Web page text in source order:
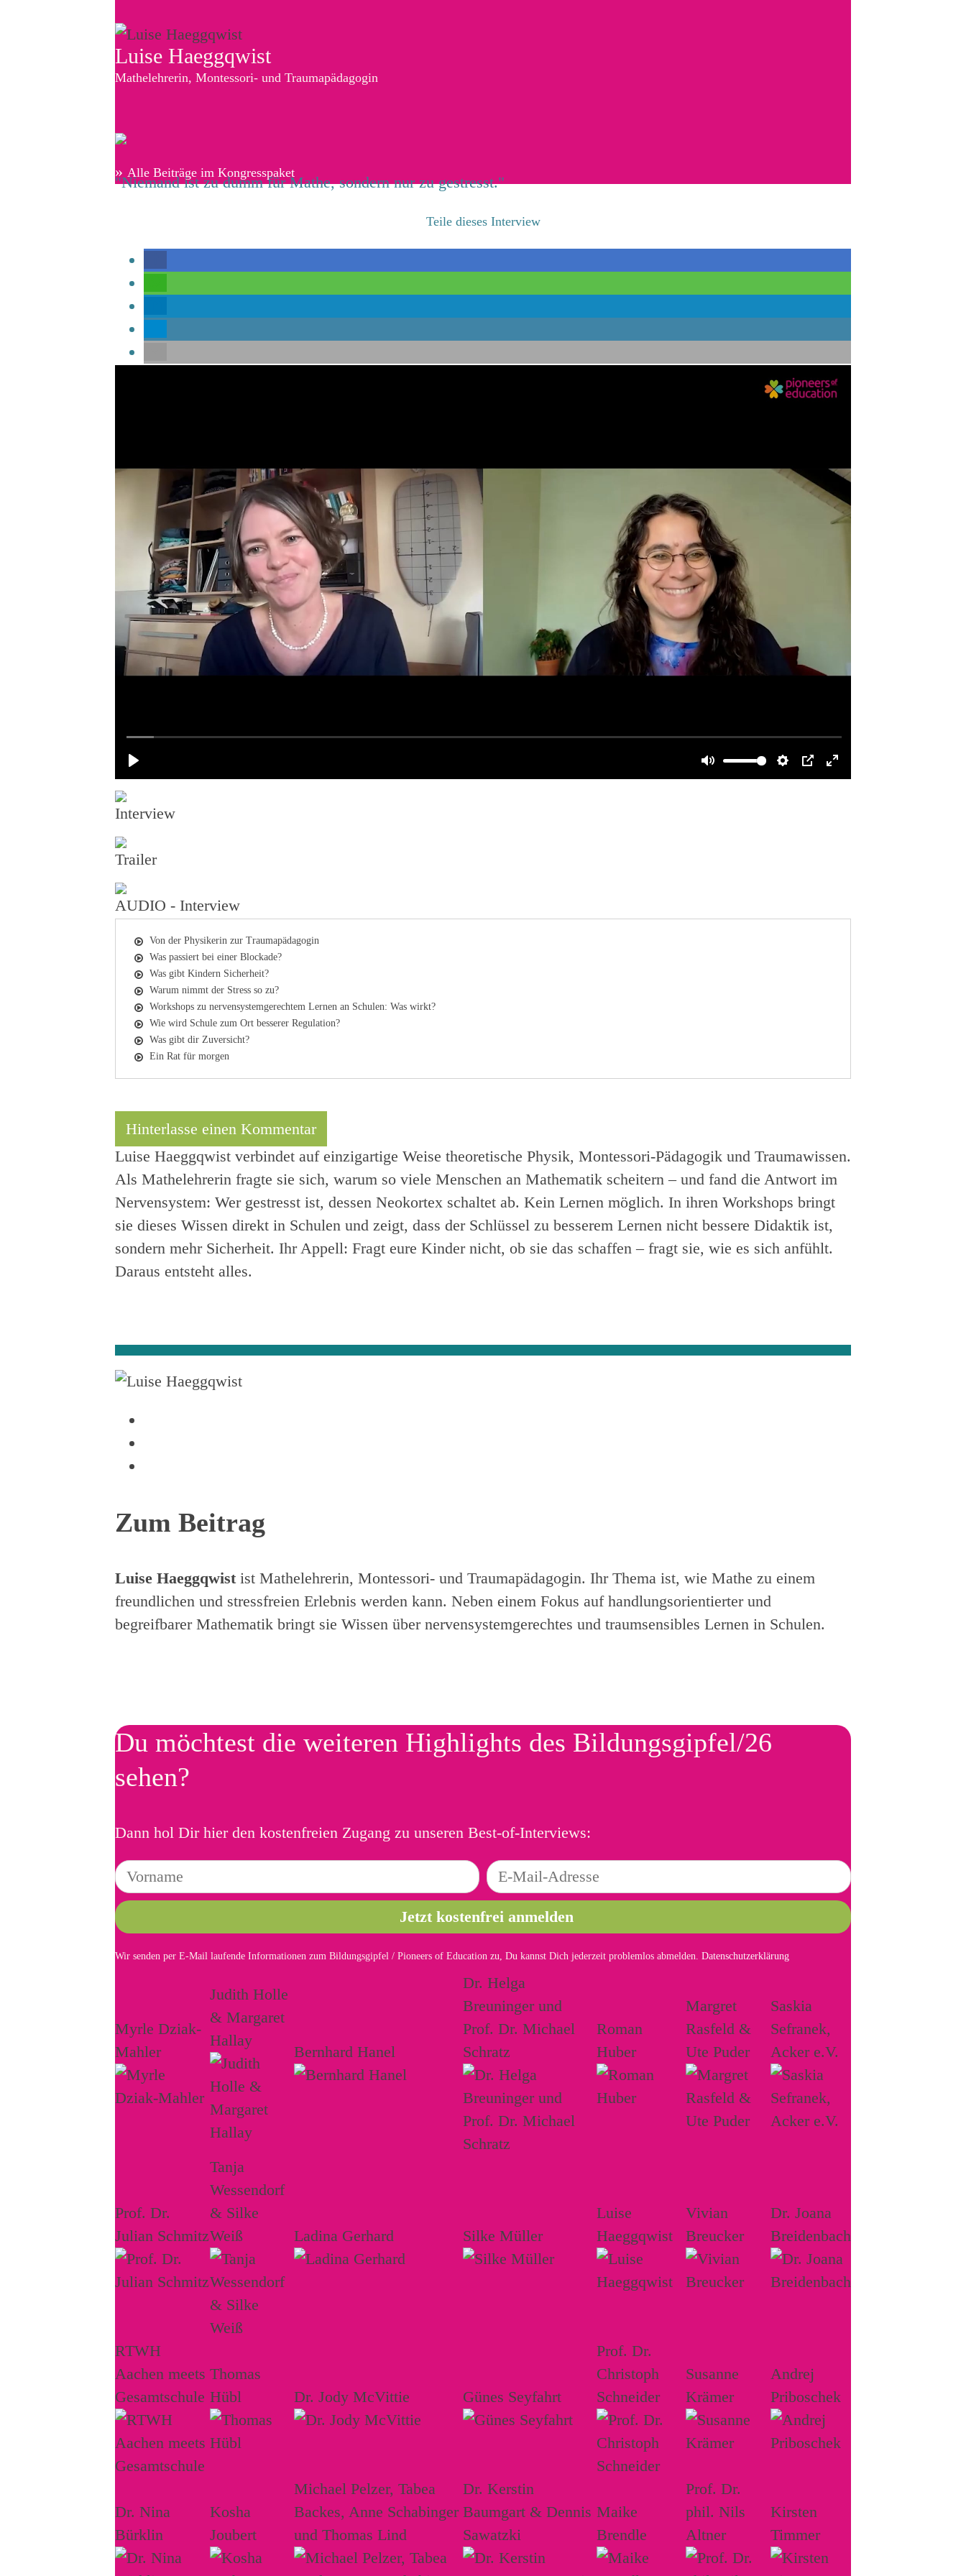
Luise Haeggqwist
Mathelehrerin, Montessori- und Traumapädagogin
» Alle Beiträge im Kongresspaket
"Niemand ist zu dumm für Mathe, sondern nur zu gestresst."
Teile dieses Interview
Interview
Trailer
AUDIO - Interview
Von der Physikerin zur Traumapädagogin
Was passiert bei einer Blockade?
Was gibt Kindern Sicherheit?
Warum nimmt der Stress so zu?
Workshops zu nervensystemgerechtem Lernen an Schulen: Was wirkt?
Wie wird Schule zum Ort besserer Regulation?
Was gibt dir Zuversicht?
Ein Rat für morgen
Hinterlasse einen Kommentar
Luise Haeggqwist verbindet auf einzigartige Weise theoretische Physik, Montessori-Pädagogik und Traumawissen.
Als Mathelehrerin fragte sie sich, warum so viele Menschen an Mathematik scheitern – und fand die Antwort im
Nervensystem: Wer gestresst ist, dessen Neokortex schaltet ab. Kein Lernen möglich. In ihren Workshops bringt
sie dieses Wissen direkt in Schulen und zeigt, dass der Schlüssel zu besserem Lernen nicht bessere Didaktik ist,
sondern mehr Sicherheit. Ihr Appell: Fragt eure Kinder nicht, ob sie das schaffen – fragt sie, wie es sich anfühlt.
Daraus entsteht alles.
Zum Beitrag
Luise Haeggqwist ist Mathelehrerin, Montessori- und Traumapädagogin. Ihr Thema ist, wie Mathe zu einem
freundlichen und stressfreien Erlebnis werden kann. Neben einem Fokus auf handlungsorientierter und
begreifbarer Mathematik bringt sie Wissen über nervensystemgerechtes und traumsensibles Lernen in Schulen.
Du möchtest die weiteren Highlights des Bildungsgipfel/26
sehen?
Dann hol Dir hier den kostenfreien Zugang zu unseren Best-of-Interviews:
Wir senden per E-Mail laufende Informationen zum Bildungsgipfel / Pioneers of Education zu, Du kannst Dich jederzeit problemlos abmelden. Datenschutzerklärung
Myrle Dziak-
Mahler
Judith Holle
& Margaret
Hallay
Bernhard Hanel
Dr. Helga
Breuninger und
Prof. Dr. Michael
Schratz
Roman
Huber
Margret
Rasfeld &
Ute Puder
Saskia
Sefranek,
Acker e.V.
Prof. Dr.
Julian Schmitz
Tanja
Wessendorf
& Silke
Weiß
Ladina Gerhard Silke Müller
Luise
Haeggqwist
Vivian
Breucker
Dr. Joana
Breidenbach
RTWH
Aachen meets
Gesamtschule
Thomas
Hübl
Dr. Jody McVittie Günes Seyfahrt
Prof. Dr.
Christoph
Schneider
Susanne
Krämer
Andrej
Priboschek
Dr. Nina
Bürklin
Kosha
Joubert
Michael Pelzer, Tabea
Backes, Anne Schabinger
und Thomas Lind
Dr. Kerstin
Baumgart & Dennis
Sawatzki
Maike
Brendle
Prof. Dr.
phil. Nils
Altner
Kirsten
Timmer